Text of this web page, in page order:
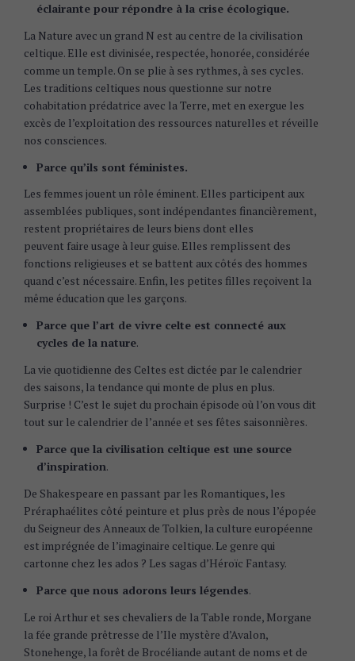
éclairante pour répondre à la crise écologique.
La Nature avec un grand N est au centre de la civilisation
celtique. Elle est divinisée, respectée, honorée, considérée
comme un temple. On se plie à ses rythmes, à ses cycles.
Les traditions celtiques nous questionne sur notre
cohabitation prédatrice avec la Terre, met en exergue les
excès de l’exploitation des ressources naturelles et réveille
nos consciences.
Parce qu’ils sont féministes.
Les femmes jouent un rôle éminent. Elles participent aux
assemblées publiques, sont indépendantes financièrement,
restent propriétaires de leurs biens dont elles
peuvent faire usage à leur guise. Elles remplissent des
fonctions religieuses et se battent aux côtés des hommes
quand c’est nécessaire. Enfin, les petites filles reçoivent la
même éducation que les garçons.
Parce que l’art de vivre celte est connecté aux
cycles de la nature.
La vie quotidienne des Celtes est dictée par le calendrier
des saisons, la tendance qui monte de plus en plus.
Surprise ! C’est le sujet du prochain épisode où l’on vous dit
tout sur le calendrier de l’année et ses fêtes saisonnières.
Parce que la civilisation celtique est une source
d’inspiration.
De Shakespeare en passant par les Romantiques, les
Préraphaélites côté peinture et plus près de nous l’épopée
du Seigneur des Anneaux de Tolkien, la culture européenne
est imprégnée de l’imaginaire celtique. Le genre qui
cartonne chez les ados ? Les sagas d’Héroïc Fantasy.
Parce que nous adorons leurs légendes.
Le roi Arthur et ses chevaliers de la Table ronde, Morgane
la fée grande prêtresse de l’Ile mystère d’Avalon,
Stonehenge, la forêt de Brocéliande autant de noms et de